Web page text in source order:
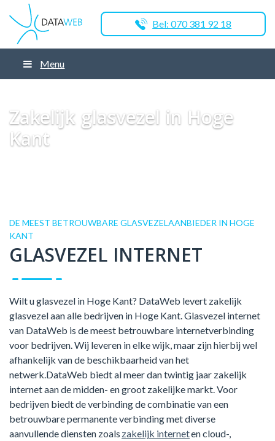
Bel: 070 381 92 18
Menu
Zakelijk glasvezel in Hoge
Kant
DE MEEST BETROUWBARE GLASVEZELAANBIEDER IN HOGE
KANT
GLASVEZEL INTERNET
Wilt u glasvezel in Hoge Kant? DataWeb levert zakelijk
glasvezel aan alle bedrijven in Hoge Kant. Glasvezel internet
van DataWeb is de meest betrouwbare internetverbinding
voor bedrijven. Wij leveren in elke wijk, maar zijn hierbij wel
afhankelijk van de beschikbaarheid van het
netwerk.DataWeb biedt al meer dan twintig jaar zakelijk
internet aan de midden- en groot zakelijke markt. Voor
bedrijven biedt de verbinding de combinatie van een
betrouwbare permanente verbinding met diverse
aanvullende diensten zoals zakelijk interneten cloud-,